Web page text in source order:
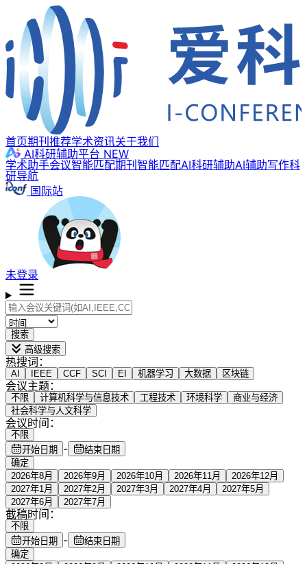
首页期刊推荐学术资讯关于我们
AI科研辅助平台 NEW
学术助手会议智能匹配期刊智能匹配AI科研辅助AI辅助写作科
研导航
国际站
未登录
搜索
高级搜索
热搜词：
AI IEEE CCF SCI EI 机器学习 大数据 区块链
会议主题：
不限 计算机科学与信息技术 工程技术 环境科学
商业与经济
社会科学与人文科学
会议时间：
不限
开始日期
-
结束日期
确定
2026年8月
2026年9月 2026年10月 2026年11月
2026年12月
2027年1月
2027年2月 2027年3月 2027年4月
2027年5月
2027年6月
2027年7月
截稿时间：
不限
开始日期
-
结束日期
确定